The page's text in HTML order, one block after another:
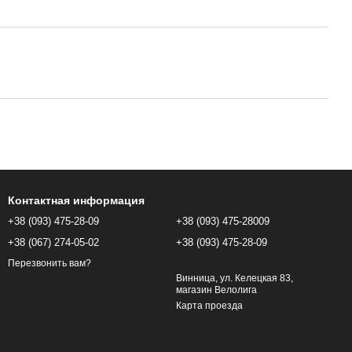
Контактная информация
+38 (093) 475-28-09
+38 (067) 274-05-02
Перезвонить вам?
+38 (093) 475-28009
+38 (093) 475-28-09
Винница, ул. Келецкая 83,
магазин Велолига
Карта проезда